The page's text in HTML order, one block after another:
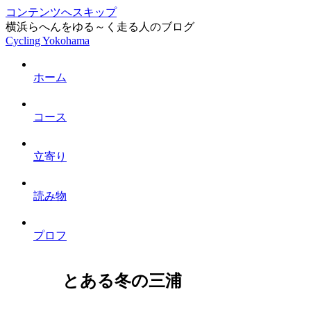
コンテンツへスキップ
横浜らへんをゆる～く走る人のブログ
Cycling Yokohama
ホーム
コース
立寄り
読み物
プロフ
とある冬の三浦